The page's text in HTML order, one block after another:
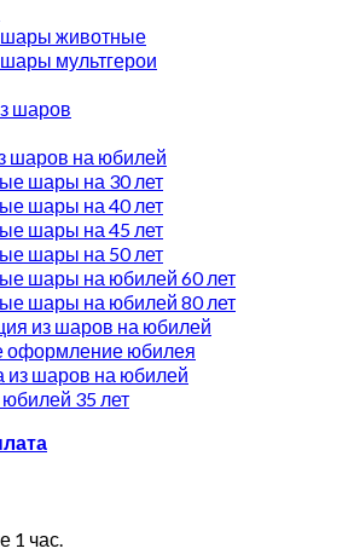
животные
мультгерои
шаров
шаров на юбилей
шары на 30 лет
шары на 40 лет
шары на 45 лет
шары на 50 лет
шары на юбилей 60 лет
шары на юбилей 80 лет
из шаров на юбилей
оформление юбилея
из шаров на юбилей
35 лет
1 час.